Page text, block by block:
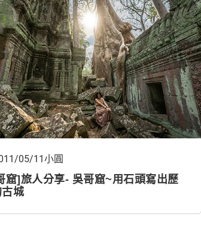
窟]旅人分享- 吳哥窟~用石頭寫出歷
城
05/11小圓